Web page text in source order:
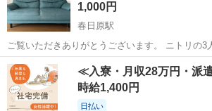
1,000円
春日原駅
ご覧いただきありがとうございます。 ニトリの3
いたします。 新生活や一時的なご使用、ソファ
い方など、いかがでしょうか。 ■ 商品概要 メーカー： ニトリ タイ
プ： 3人掛けソファ ...
福岡 大野城市 春日原駅 ソファ
≪入寮・月収28万円・派
時給1,400円
日払い